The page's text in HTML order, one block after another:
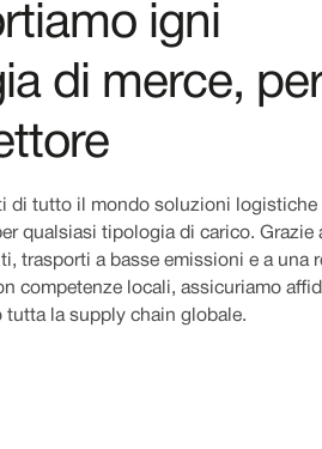
igni
di merce,
di tutto il mondo soluzioni logistiche
qualsiasi tipologia di carico. Grazie
trasporti a basse emissioni e a una
competenze locali, assicuriamo
la supply chain globale.